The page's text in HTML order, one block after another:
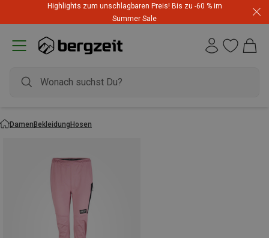
Highlights zum unschlagbaren Preis! Bis zu -60 % im
Summer Sale
DamenBekleidungHosen